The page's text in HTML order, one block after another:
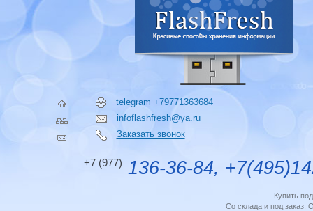
telegram +79771363684
infoflashfresh@ya.ru
Заказать звонок
+7 (977) 136-36-84,
Купить
Со склада и под заказ.